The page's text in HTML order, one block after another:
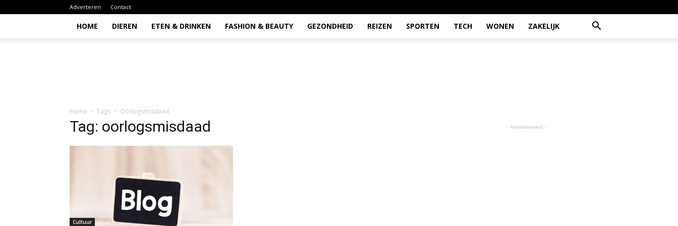
Adverteren Contact
HOME DIEREN ETEN & DRINKEN FASHION & BEAUTY GEZONDHEID REIZEN SPORTEN TECH WONEN ZAKELIJK
Home Tags Oorlogsmisdaad
Tag: oorlogsmisdaad
Cultuur
- Advertisement -